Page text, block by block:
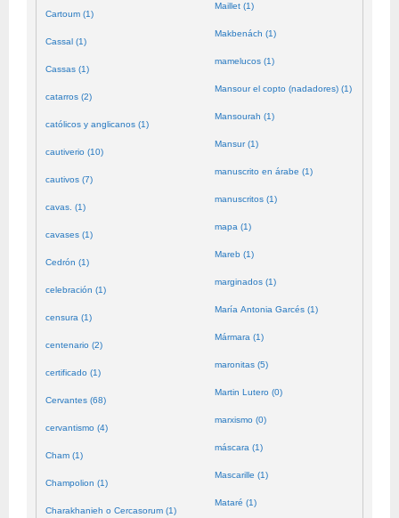
Cartoum (1)
Cassal (1)
Cassas (1)
catarros (2)
católicos y anglicanos (1)
cautiverio (10)
cautivos (7)
cavas. (1)
cavases (1)
Cedrón (1)
celebración (1)
censura (1)
centenario (2)
certificado (1)
Cervantes (68)
cervantismo (4)
Cham (1)
Champolion (1)
Charakhanieh o Cercasorum (1)
Maillet (1)
Makbenách (1)
mamelucos (1)
Mansour el copto (nadadores) (1)
Mansourah (1)
Mansur (1)
manuscrito en árabe (1)
manuscritos (1)
mapa (1)
Mareb (1)
marginados (1)
María Antonia Garcés (1)
Mármara (1)
maronitas (5)
Martin Lutero (0)
marxismo (0)
máscara (1)
Mascarille (1)
Mataré (1)